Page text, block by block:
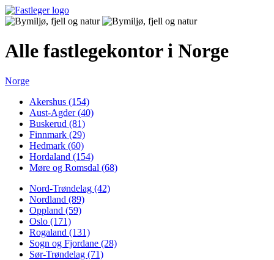
Alle fastlegekontor i Norge
Norge
Akershus (154)
Aust-Agder (40)
Buskerud (81)
Finnmark (29)
Hedmark (60)
Hordaland (154)
Møre og Romsdal (68)
Nord-Trøndelag (42)
Nordland (89)
Oppland (59)
Oslo (171)
Rogaland (131)
Sogn og Fjordane (28)
Sør-Trøndelag (71)